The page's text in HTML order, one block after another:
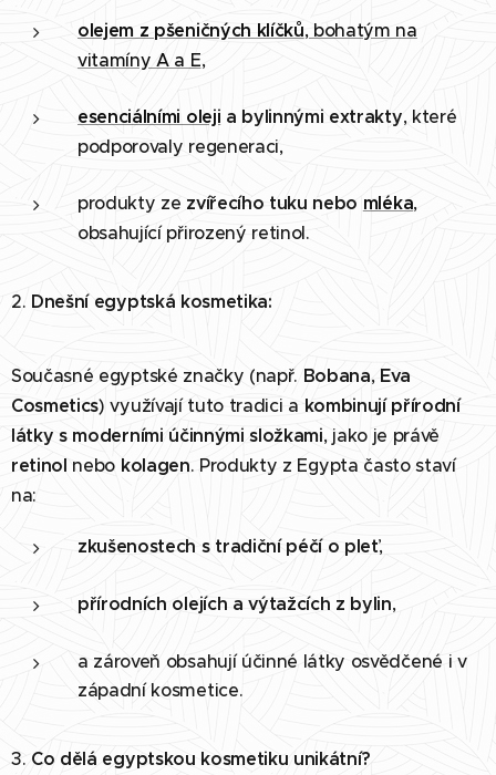
olejem z pšeničných klíčků, bohatým na
vitamíny A a E,
esenciálními oleji a bylinnými extrakty, které
podporovaly regeneraci,
produkty ze zvířecího tuku nebo mléka,
obsahující přirozený retinol.
2. Dnešní egyptská kosmetika:
Současné egyptské značky (např. Bobana, Eva
Cosmetics) využívají tuto tradici a kombinují přírodní
látky s moderními účinnými složkami, jako je právě
retinol nebo kolagen. Produkty z Egypta často staví
na:
zkušenostech s tradiční péčí o pleť,
přírodních olejích a výtažcích z bylin,
a zároveň obsahují účinné látky osvědčené i v
západní kosmetice.
3. Co dělá egyptskou kosmetiku unikátní?